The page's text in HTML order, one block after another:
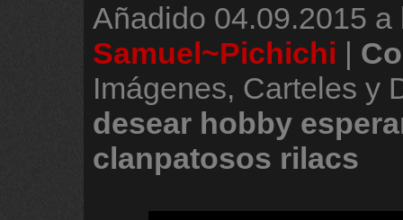
Añadido 04.09.2015 a
Samuel~Pichichi |
Imágenes, Carteles y
desear hobby
clanpatosos rilacs